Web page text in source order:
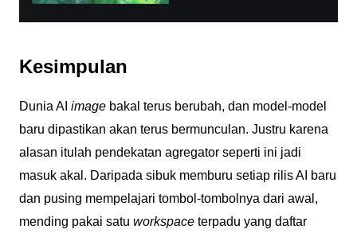
Kesimpulan
Dunia AI imagebakal terus berubah, dan model-model
baru dipastikan akan terus bermunculan. Justru karena
alasan itulah pendekatan agregator seperti ini jadi
masuk akal. Daripada sibuk memburu setiap rilis AI baru
dan pusing mempelajari tombol-tombolnya dari awal,
mending pakai satu workspaceterpadu yang daftar